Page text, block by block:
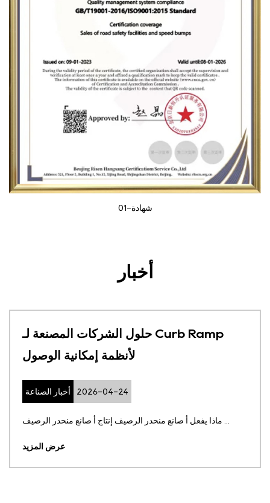
شهادة-01
أخبار
حلول الشركات المصنعة لـ Curb Ramp
لأنظمة إمكانية الوصول
أخبار الصناعة 2026-04-24
عرض المزيد